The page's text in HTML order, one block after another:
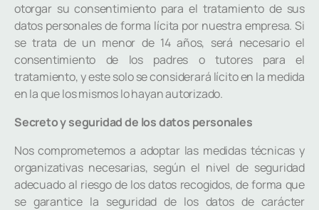
otorgar su consentimiento para el tratamiento de sus
datos personales de forma lícita por nuestra empresa. Si
se trata de un menor de 14 años, será necesario el
consentimiento de los padres o tutores para el
tratamiento, y este solo se considerará lícito en la medida
en la que los mismos lo hayan autorizado.
Secreto y seguridad de los datos personales
Nos comprometemos a adoptar las medidas técnicas y
organizativas necesarias, según el nivel de seguridad
adecuado al riesgo de los datos recogidos, de forma que
se garantice la seguridad de los datos de carácter